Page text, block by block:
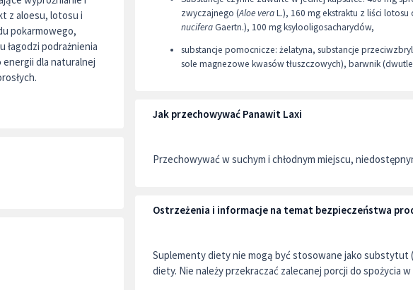
z aloesu, lotosu i
pokarmowego,
łagodzi podrażnienia
energii dla naturalnej
zwyczajnego (Aloe veraL.), 160 mg ekstraktu z liści
nuciferaGaertn.), 100 mg ksylooligosacharydów,
substancje pomocnicze: żelatyna, substancje
sole magnezowe kwasów tłuszczowych), barwnik
Jak przechowywać Panawit Laxi
Przechowywać w suchym i chłodnym miejscu,
Ostrzeżenia i informacje na temat bezpieczeństwa
Suplementy diety nie mogą być stosowane jako substytut
diety. Nie należy przekraczać zalecanej porcji do spożycia